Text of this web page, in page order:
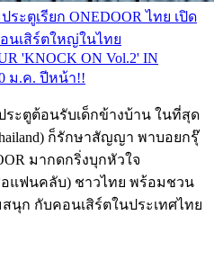
ระตูเรียก ONEDOOR ไทย เปิด
นเสิร์ตใหญ่ในไทย
'KNOCK ON Vol.2' IN
ม.ค. ปีหน้า!!
ระตูต้อนรับเด็กข้างบ้าน ในที่สุด
ก็รักษาสัญญา พาบอยกรุ๊
มากดกริ่งบุกหัวใจ
อแฟนคลับ) ชาวไทย พร้อมชวน
นุก กับคอนเสิร์ตในประเทศไทย